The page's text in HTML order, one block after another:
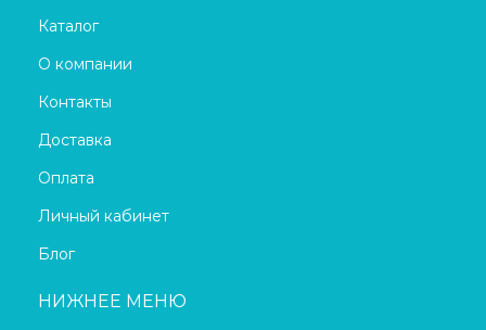
Каталог
О компании
Контакты
Доставка
Оплата
Личный кабинет
Блог
НИЖНЕЕ МЕНЮ